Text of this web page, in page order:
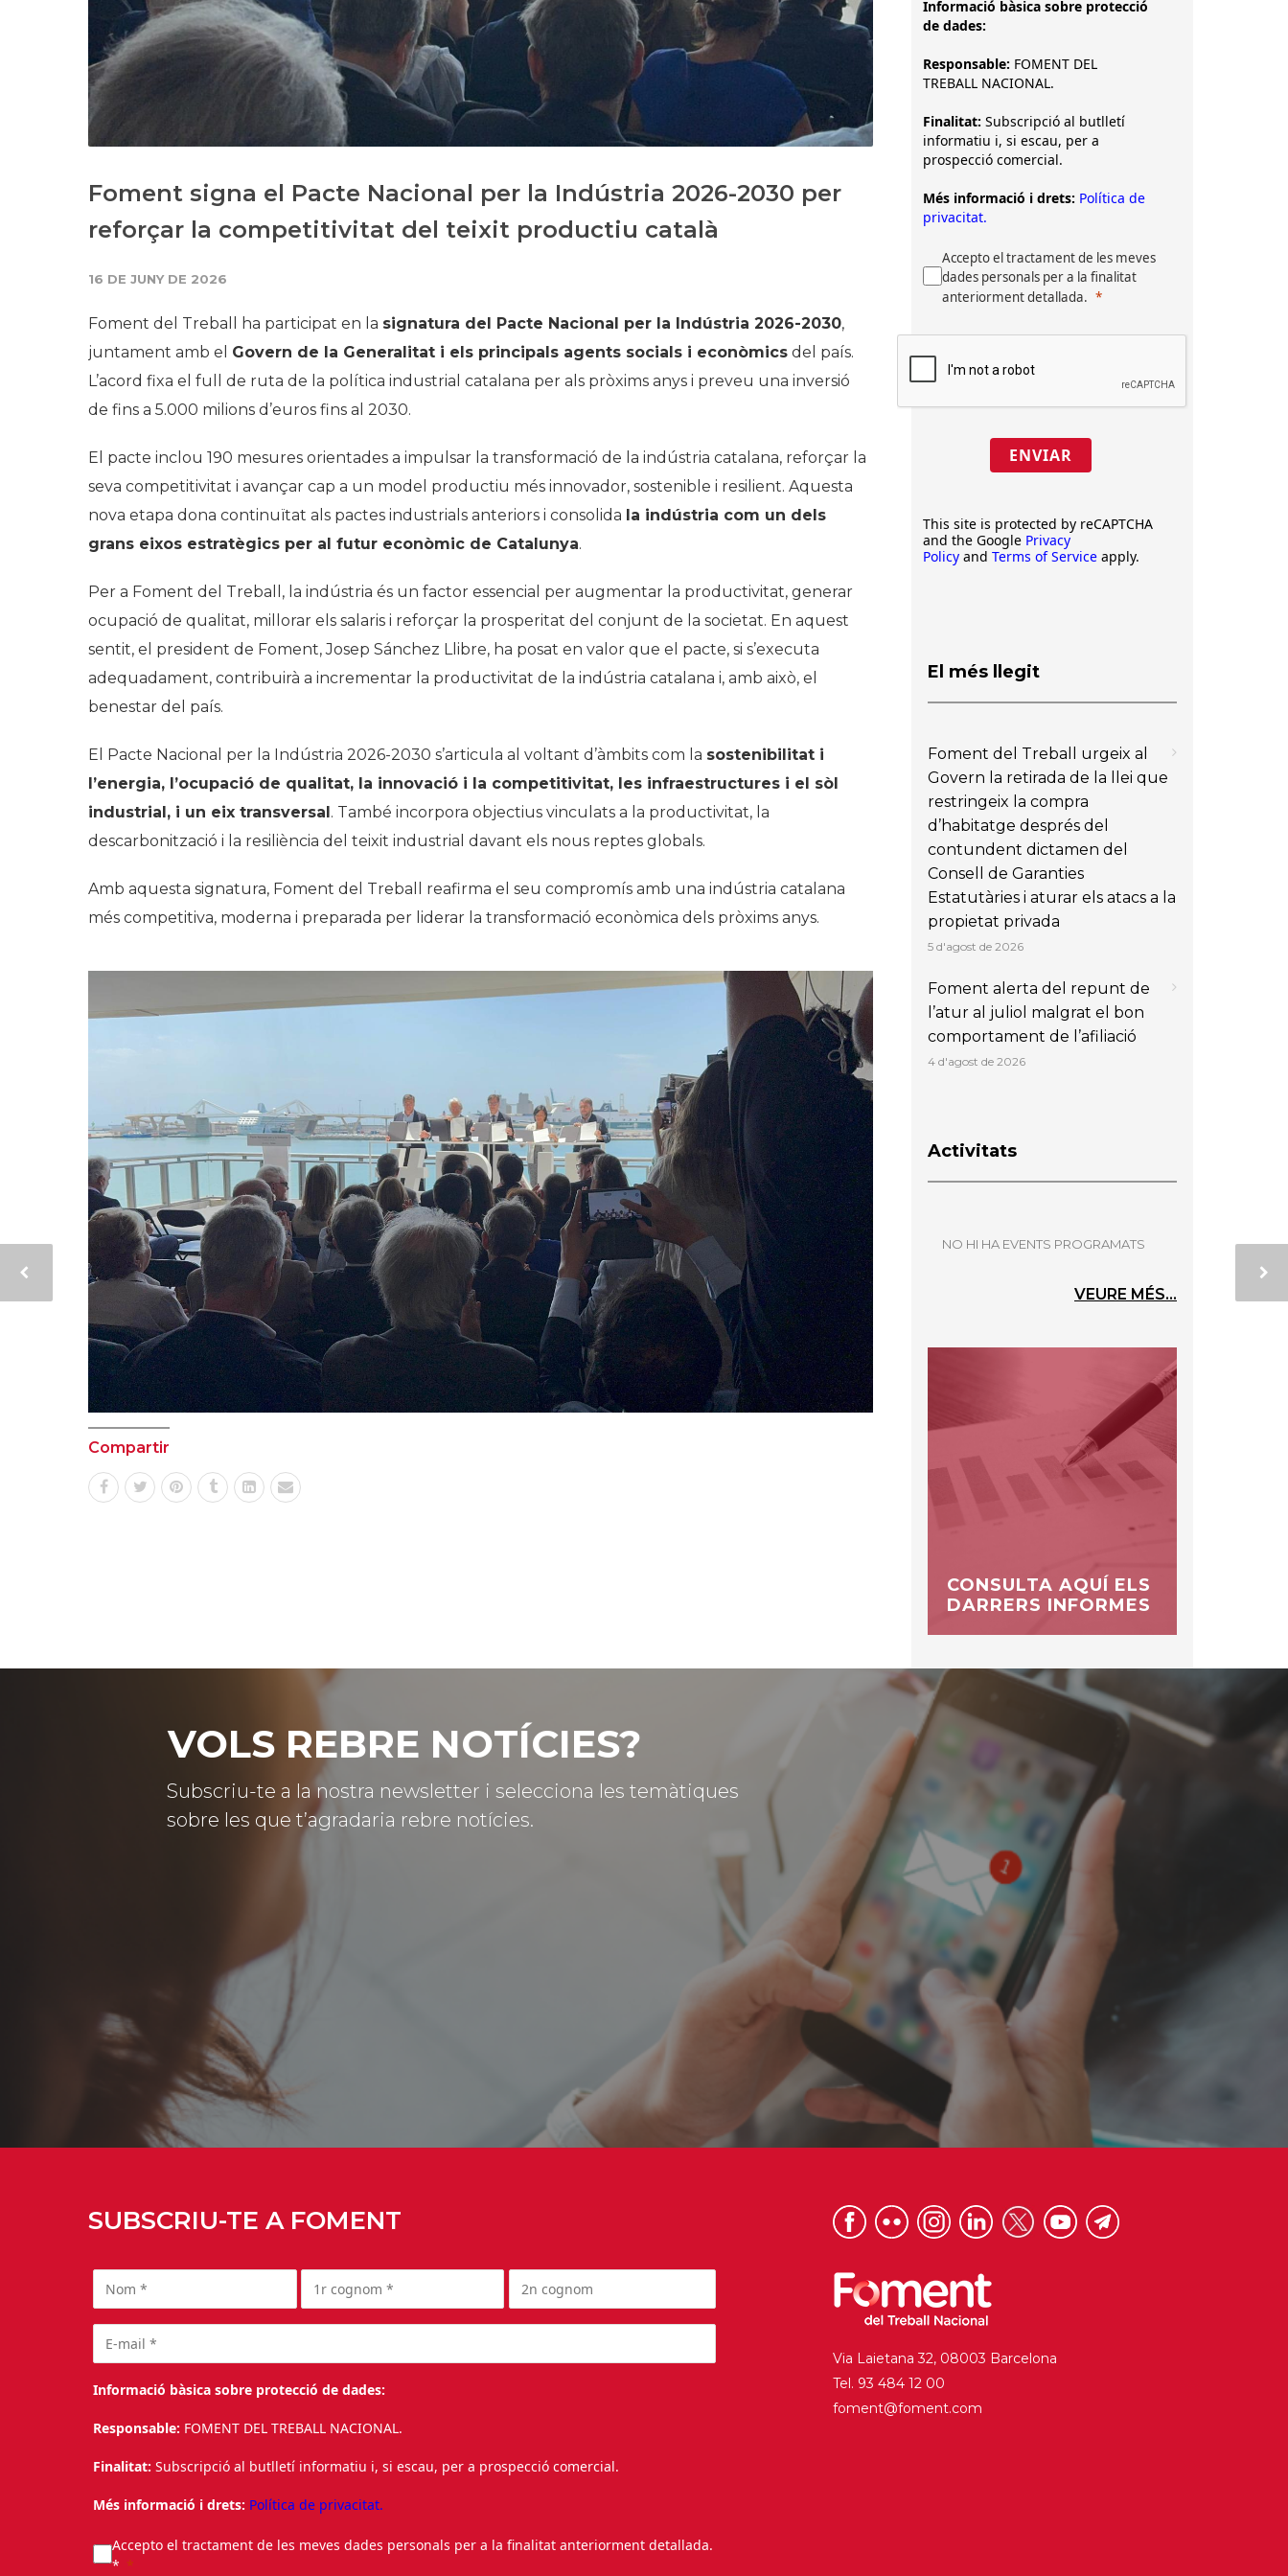
Història
Galeria de Presidents
Biblioteca Arxiu
Foment signa el Pacte Nacional per la Indústria 2026-2030 per
reforçar la competitivitat del teixit productiu català
16 DE JUNY DE 2026
Foment del Treball ha participat en la signatura del Pacte Nacional per la Indústria 2026-2030,
juntament amb el Govern de la Generalitat i els principals agents socials i econòmics del país.
L’acord fixa el full de ruta de la política industrial catalana per als pròxims anys i preveu una inversió
de fins a 5.000 milions d’euros fins al 2030.
El pacte inclou 190 mesures orientades a impulsar la transformació de la indústria catalana, reforçar la
seva competitivitat i avançar cap a un model productiu més innovador, sostenible i resilient. Aquesta
nova etapa dona continuïtat als pactes industrials anteriors i consolida la indústria com un dels
grans eixos estratègics per al futur econòmic de Catalunya.
Per a Foment del Treball, la indústria és un factor essencial per augmentar la productivitat, generar
ocupació de qualitat, millorar els salaris i reforçar la prosperitat del conjunt de la societat. En aquest
sentit, el president de Foment, Josep Sánchez Llibre, ha posat en valor que el pacte, si s’executa
adequadament, contribuirà a incrementar la productivitat de la indústria catalana i, amb això, el
benestar del país.
El Pacte Nacional per la Indústria 2026-2030 s’articula al voltant d’àmbits com la sostenibilitat i
l’energia, l’ocupació de qualitat, la innovació i la competitivitat, les infraestructures i el sòl
industrial, i un eix transversal. També incorpora objectius vinculats a la productivitat, la
descarbonització i la resiliència del teixit industrial davant els nous reptes globals.
Amb aquesta signatura, Foment del Treball reafirma el seu compromís amb una indústria catalana
més competitiva, moderna i preparada per liderar la transformació econòmica dels pròxims anys.
Compartir
Informació bàsica sobre protecció
de dades:
Responsable: FOMENT DEL
TREBALL NACIONAL.
Finalitat: Subscripció al butlletí
informatiu i, si escau, per a
prospecció comercial.
Més informació i drets: Política de
privacitat.
Accepto el tractament de les meves
dades personals per a la finalitat
anteriorment detallada.
ENVIAR
This site is protected by reCAPTCHA
and the Google Privacy
Policy and Terms of Service apply.
El més llegit
Foment del Treball urgeix al
Govern la retirada de la llei que
restringeix la compra
d’habitatge després del
contundent dictamen del
Consell de Garanties
Estatutàries i aturar els atacs a la
propietat privada
5 d'agost de 2026
Foment alerta del repunt de
l’atur al juliol malgrat el bon
comportament de l’afiliació
4 d'agost de 2026
Activitats
NO HI HA EVENTS PROGRAMATS
VEURE MÉS...
CONSULTA AQUÍ ELS
DARRERS INFORMES
VOLS REBRE NOTÍCIES?
Subscriu-te a la nostra newsletter i selecciona les temàtiques
sobre les que t’agradaria rebre notícies.
SUBSCRIU-TE A FOMENT
Informació bàsica sobre protecció de dades:
Responsable: FOMENT DEL TREBALL NACIONAL.
Finalitat: Subscripció al butlletí informatiu i, si escau, per a prospecció comercial.
Més informació i drets: Política de privacitat.
Accepto el tractament de les meves dades personals per a la finalitat anteriorment detallada.
*
Via Laietana 32, 08003 Barcelona
Tel. 93 484 12 00
foment@foment.com